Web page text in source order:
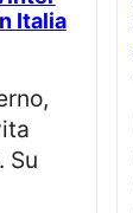
Italia
Su